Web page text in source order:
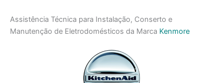
Assistência Técnica para Instalação, Conserto e
Manutenção de Eletrodomésticos da Marca Kenmore